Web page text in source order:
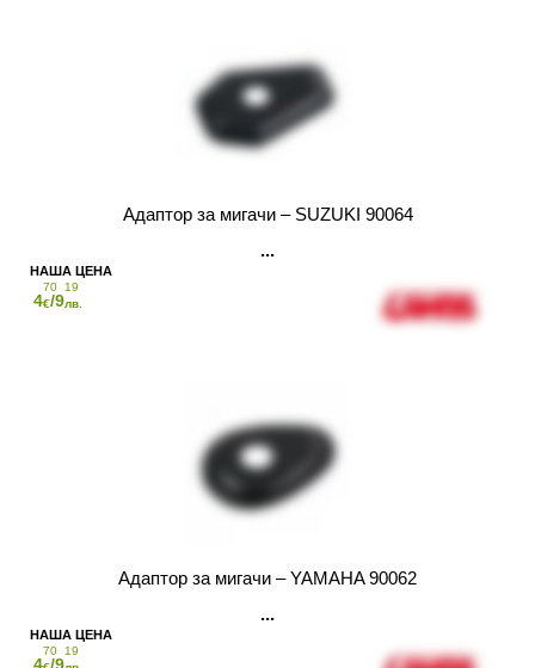
Адаптор за мигачи – SUZUKI 90064
4
70
€/9
19
лв.
Адаптор за мигачи – YAMAHA 90062
70
19